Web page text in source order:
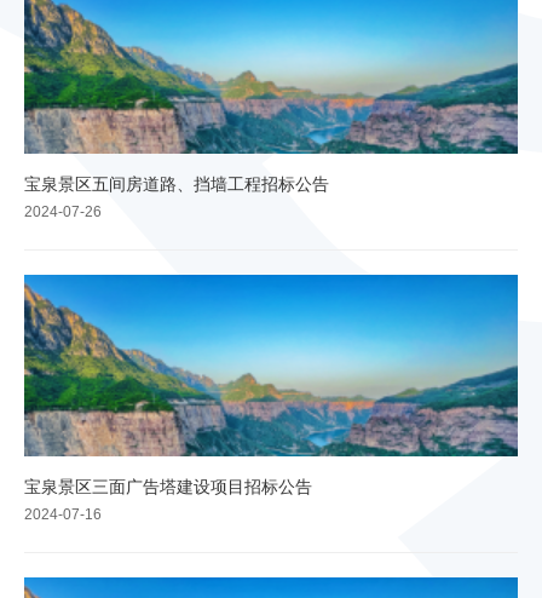
宝泉景区五间房道路、挡墙工程招标公告
2024-07-26
宝泉景区三面广告塔建设项目招标公告
2024-07-16